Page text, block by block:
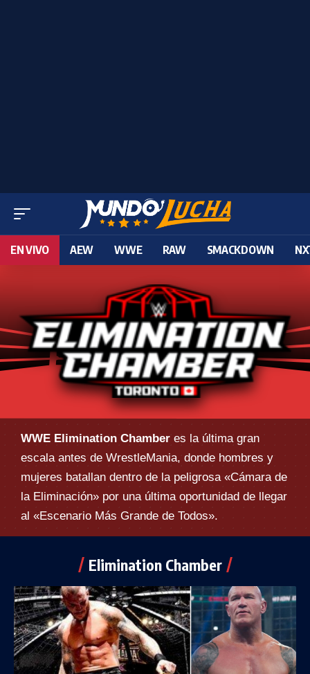
EN VIVO AEW WWE RAW SMACKDOWN
WWE Elimination Chamber es la última gran
escala antes de WrestleMania, donde hombres y
mujeres batallan dentro de la peligrosa «Cámara de
la Eliminación» por una última oportunidad de llegar
al «Escenario Más Grande de Todos».
Elimination Chamber